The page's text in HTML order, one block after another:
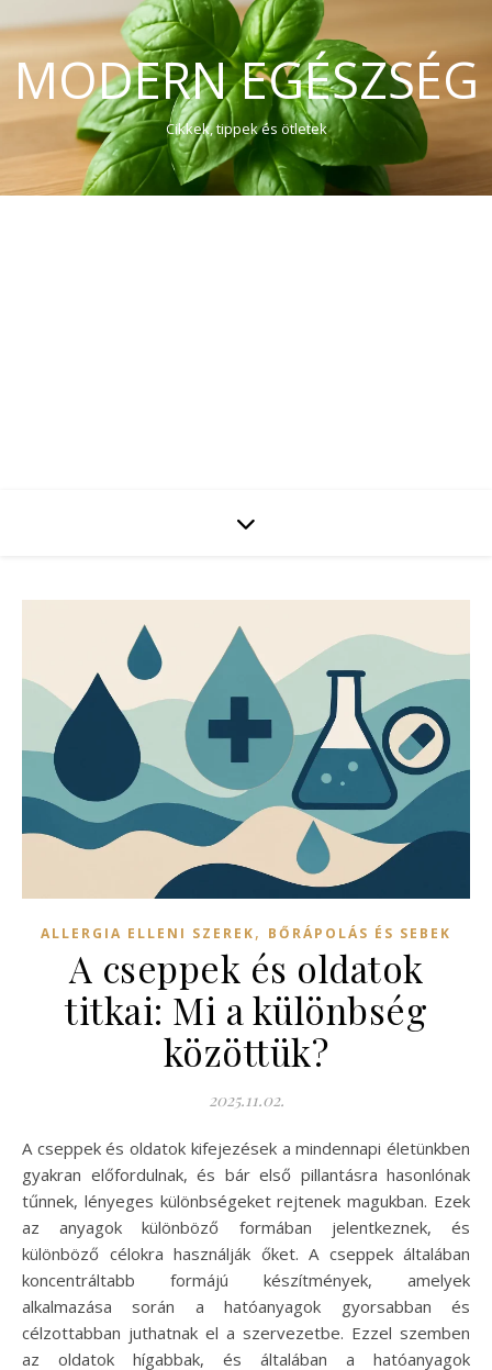
MODERN EGÉSZSÉG
Cikkek, tippek és ötletek
ALLERGIA ELLENI SZEREK, BŐRÁPOLÁS ÉS SEBEK
A cseppek és oldatok
titkai: Mi a különbség
közöttük?
2025.11.02.
A cseppek és oldatok kifejezések a mindennapi életünkben
gyakran előfordulnak, és bár első pillantásra hasonlónak
tűnnek, lényeges különbségeket rejtenek magukban. Ezek
az anyagok különböző formában jelentkeznek, és
különböző célokra használják őket. A cseppek általában
koncentráltabb formájú készítmények, amelyek
alkalmazása során a hatóanyagok gyorsabban és
célzottabban juthatnak el a szervezetbe. Ezzel szemben
az oldatok hígabbak, és általában a hatóanyagok